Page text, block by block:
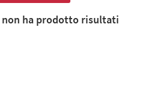
non ha prodotto risultati